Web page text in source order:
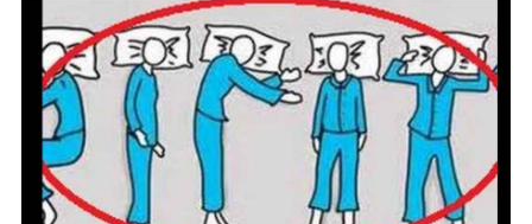
象がヤバい… 驚くべき 大人の 面白いけど知ると後
悔